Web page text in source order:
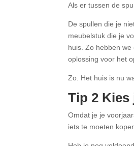
Als er tussen de
De spullen die je
meubelstuk die je
huis. Zo hebben
oplossing voor het
Zo. Het huis is nu
Tip 2
Omdat je je
iets te moeten